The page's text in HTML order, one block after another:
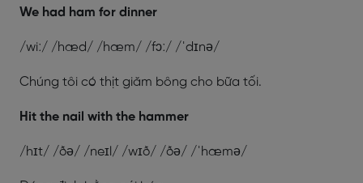
We had ham for dinner
/wiː/ /hæd/ /hæm/ /fɔː/ /ˈdɪnə/
Chúng tôi có thịt giăm bông cho bữa tối.
Hit the nail with the hammer
/hɪt/ /ðə/ /neɪl/ /wɪð/ /ðə/ /ˈhæmə/